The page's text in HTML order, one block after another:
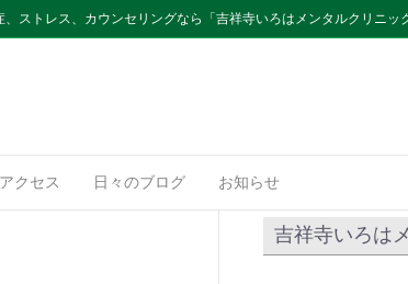
ストレス、カウンセリングなら「吉祥寺いろはメンタルクリニッ
アクセス 日々のブログ お知らせ
吉祥寺いろは